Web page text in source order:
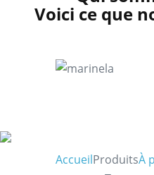
Voici ce que
AccueilProduitsÀ